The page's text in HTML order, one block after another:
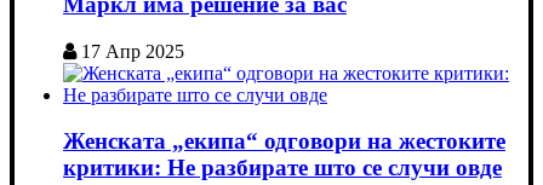
17 Апр 2025
Женската „екипа“ одговори на жестоките
критики: Не разбирате што се случи овде